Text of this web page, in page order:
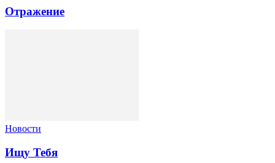
Отражение
Новости
Ищу Тебя